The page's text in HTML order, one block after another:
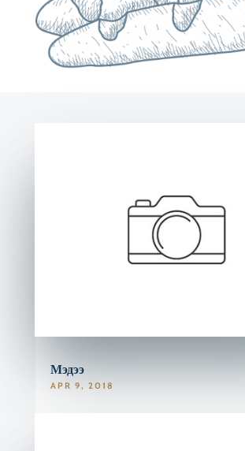
Мэдээ
APR 9, 2018